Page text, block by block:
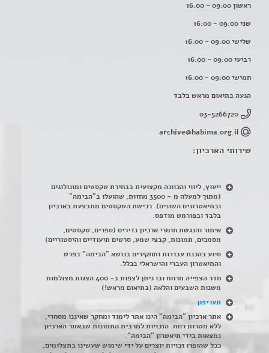
ראשון 09:00 - 16:00
שני 09:00 - 16:00
שלישי 09:00 - 16:00
רביעי 09:00 - 16:00
חמישי 09:00 - 16:00
הגעה בתיאום מראש בלבד
03-5266720
archive@habima.org.il
שירותי הארכיון:
ייעוץ, ליווי והכוונה מקצועית בבחירת טקסטים ומונולוגים
(מתוך למעלה מ – 3500 מחזות, שהועלו ב"הבימה"
ובתיאטרונים השונים). רכישת הטקסטים מתבצעת בארכיון
בלבד ובפורמט מודפס.
איתור והנגשת חומרי ארכיון נדירים (ספרים, טקסטים,
מסמכים, תמונות, קבצי שמע, סרטים תיעודיים והיסטוריים)
סיוע בהכנת עבודות ותחקירים בנושא "הבימה" בפרט
והתיאטרון העברי והישראלי בכלל.
חדר הצפייה מרווח ובו ניתן לצפות ב- 400 הצגות מצולמות
משנות השבעים והלאה (בתיאום מראש!)
תעריפון
אתר ארכיון "הבימה" הינו אתר לימוד ומחקר שאיננו מסחרי,
ללא מטרות רווח. הזכויות למרבית התמונות שבאתר הארכיון
נמצאות בידי תיאטרון "הבימה".
ככל שהופרו זכויות יוצרים על ידי שימוש שעשינו בתצלומים,